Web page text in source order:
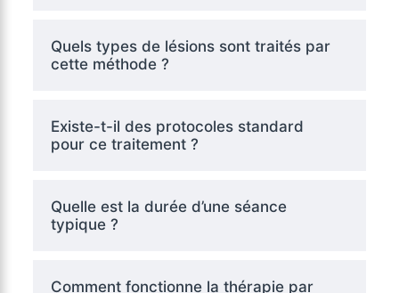
Quels types de lésions sont traités par
cette méthode ?
Existe-t-il des protocoles standard
pour ce traitement ?
Quelle est la durée d’une séance
typique ?
Comment fonctionne la thérapie par